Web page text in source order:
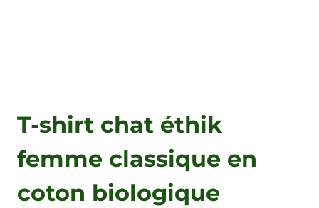
T-shirt chat éthik
femme classique en
coton biologique